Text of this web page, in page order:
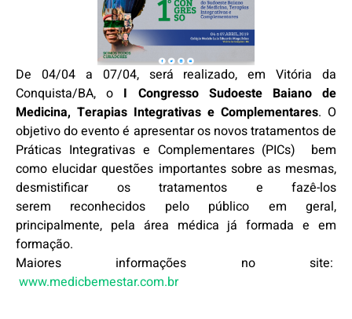
De 04/04 a 07/04, será realizado, em Vitória da
Conquista/BA, o I Congresso Sudoeste Baiano de
Medicina, Terapias Integrativas e Complementares. O
objetivo do evento é apresentar os novos tratamentos de
Práticas Integrativas e Complementares (PICs) bem
como elucidar questões importantes sobre as mesmas,
desmistificar os tratamentos e fazê-los
serem reconhecidos pelo público em geral,
principalmente, pela área médica já formada e em
formação.
Maiores informações no site:
www.medicbemestar.com.br